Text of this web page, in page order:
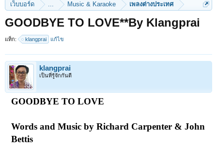
เว็บบอร์ด ... Music & Karaoke เพลงต่างประเทศ
GOODBYE TO LOVE**By Klangprai
แท็ก: klangprai แก้ไข
klangprai
เป็นที่รู้จักกันดี
GOODBYE TO LOVE
Words and Music by Richard Carpenter & John
Bettis